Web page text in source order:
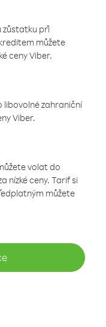
zůstatku při
můžete
ceny Viber.
libovolné zahraniční
Viber.
volat do
nízké ceny. Tarif si
můžete